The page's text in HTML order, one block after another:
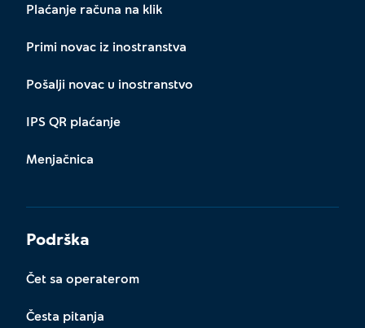
Plaćanje računa na klik
Primi novac iz inostranstva
Pošalji novac u inostranstvo
IPS QR plaćanje
Menjačnica
Podrška
Čet sa operaterom
Česta pitanja